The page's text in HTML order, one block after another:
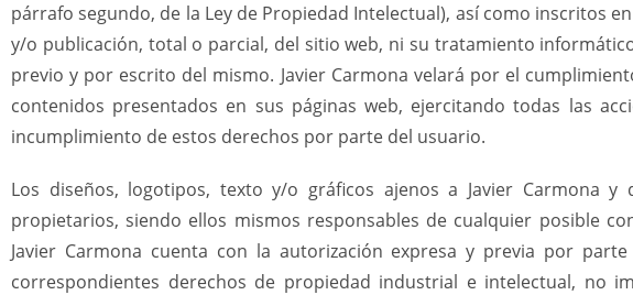
párrafo segundo, de la Ley de Propiedad Intelectual), así como inscritos
y/o publicación, total o parcial, del sitio web, ni su tratamiento
previo y por escrito del mismo. Javier Carmona velará por el
contenidos presentados en sus páginas web, ejercitando todas las
incumplimiento de estos derechos por parte del usuario.
Los diseños, logotipos, texto y/o gráficos ajenos a Javier Carmona
propietarios, siendo ellos mismos responsables de cualquier posible
Javier Carmona cuenta con la autorización expresa y previa por
correspondientes derechos de propiedad industrial e intelectual, no